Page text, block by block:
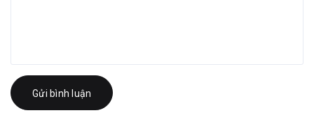
Gửi bình luận